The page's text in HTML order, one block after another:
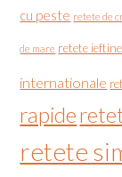
cu peste retete de
de mare retete ieftine
internationale
rapide
retete